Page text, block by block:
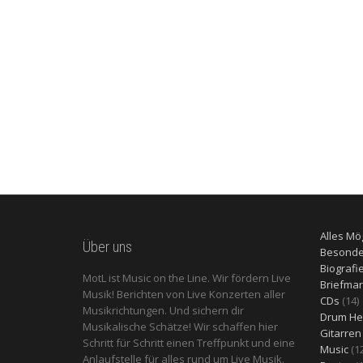
Über uns
MotL ist Music on the Line. Wir fördern Live
Musik! Berichten von Live Konzerten aller
Musikrichtungen. Und sichern dir
Musikalische Schätze! Wir schaffen hier
Schritt für Schritt einen Treffpunkt und eine
Anlaufstelle für alles rund um Live Musik.
Alles
CDs 1414
Drum
Music